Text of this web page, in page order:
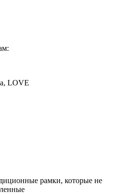
LOVE
рамки, которые не